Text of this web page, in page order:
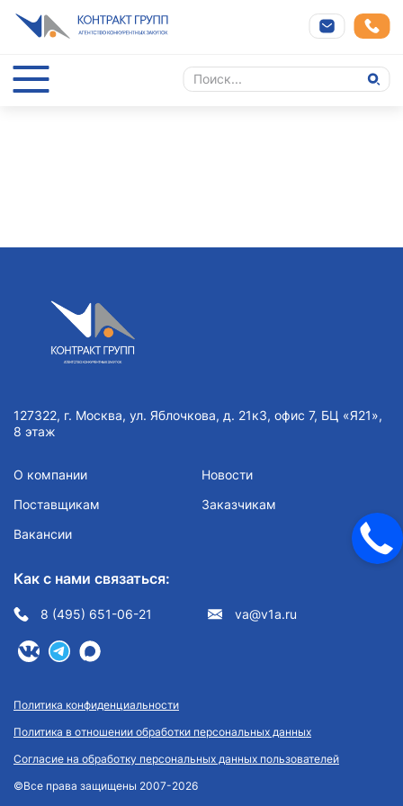
О компании
Новости
Поставщикам
Заказчикам
Вакансии
127322, г. Москва, ул. Яблочкова, д. 21к3, офис 7, БЦ «Я21»,
8 этаж
Как с нами связаться:
8 (495) 651-06-21 va@v1a.ru
Политика конфиденциальности
Политика в отношении обработки персональных данных
Согласие на обработку персональных данных пользователей
©Все права защищены 2007-2026